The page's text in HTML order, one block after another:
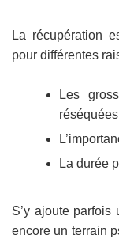
La récupération
pour différentes
Les
réséquées
La durée
S’y ajoute
encore un terrain